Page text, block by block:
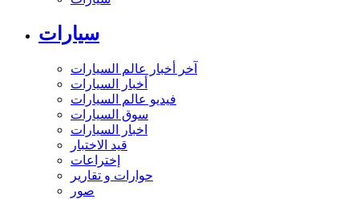
سيارات
آخر أخبار عالم السيارات
أخبار السيارات
فيديو عالم السيارات
سوق السيارات
اخبار السيارات
قيد الاختبار
إختراعات
حوارات و تقارير
صور